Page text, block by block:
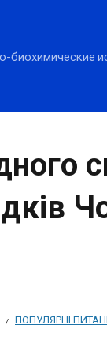
биохимические
ПОПУЛЯРНІ